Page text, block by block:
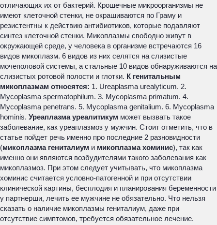
отличающих их от бактерий. Крошечные микроорганизмы не
имеют клеточной стенки, не окрашиваются по Граму и
резистентны к действию антибиотиков, которые подавляют
синтез клеточной стенки. Микоплазмы свободно живут в
окружающей среде, у человека в организме встречаются 16
видов микоплазм. 6 видов из них селятся на слизистые
мочеполовой системы, а стальные 10 видов обнаруживаются на
слизистых ротовой полости и глотки. К генитальным
микоплазмам относятся: 1. Ureaplasma urealyticum. 2.
Mycoplasma spermatophilum. 3. Mycoplasma primatum. 4.
Mycoplasma penetrans. 5. Mycoplasma genitalium. 6. Mycoplasma
hominis. Уреаплазма уреалитикум может вызвать такое
заболевание, как уреаплазмоз у мужчин. Стоит отметить, что в
статье пойдет речь именно про последние 2 разновидности
(микоплазма гениталиум и микоплазма хоминис), так как
именно они являются возбудителями такого заболевания как
микоплазмоз. При этом следует учитывать, что микоплазма
хоминис считается условно-патогенной и при отсутствии
клинической картины, бесплодия и планирования беременности
у партнерши, лечить ее мужчине не обязательно. Что нельзя
сказать о наличие микоплазмы гениталиум, даже при
отсутствие симптомов, требуется обязательное лечение.